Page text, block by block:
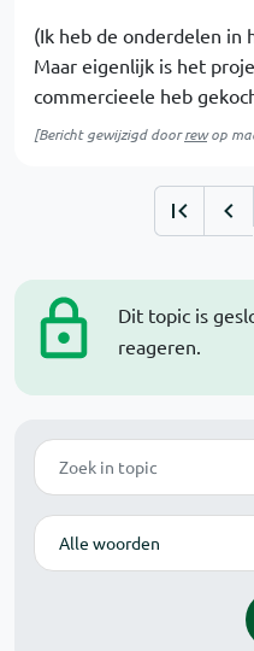
Dit topic is
reageren.
Zoek
Modus
(Ik heb de onderdelen in
Maar eigenlijk is het
commercieele heb
[Bericht gewijzigd doorrewop